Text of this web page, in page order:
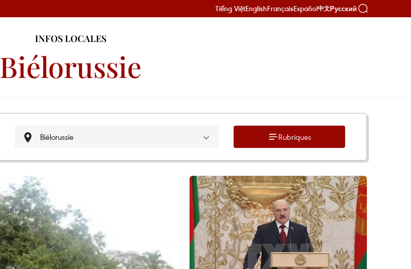
Tiếng ViệtEnglishFrançaisEspañol中文Русский
INFOS LOCALES
Biélorussie
Rubriques